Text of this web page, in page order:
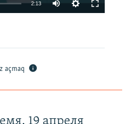
2:13
açmaq
19 апреля